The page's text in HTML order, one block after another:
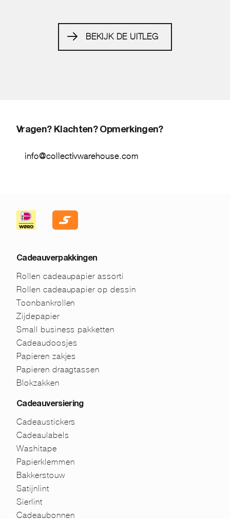
BEKIJK DE UITLEG
Vragen? Klachten? Opmerkingen?
info@collectivwarehouse.com
Cadeauverpakkingen
Rollen cadeaupapier assorti
Rollen cadeaupapier op dessin
Toonbankrollen
Zijdepapier
Small business pakketten
Cadeaudoosjes
Papieren zakjes
Papieren draagtassen
Blokzakken
Cadeauversiering
Cadeaustickers
Cadeaulabels
Washitape
Papierklemmen
Bakkerstouw
Satijnlint
Sierlint
Cadeaubonnen